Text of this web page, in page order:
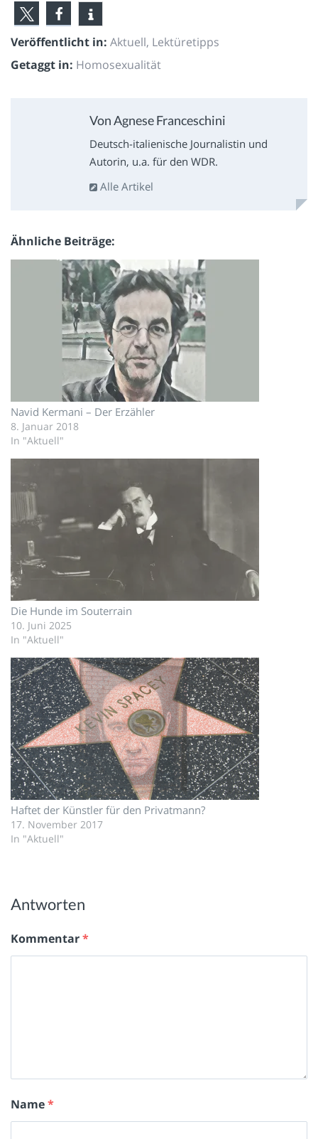
Veröffentlicht in: Aktuell, Lektüretipps
Getaggt in: Homosexualität
Von Agnese Franceschini
Deutsch-italienische Journalistin und
Autorin, u.a. für den WDR.
Alle Artikel
Ähnliche Beiträge
Navid Kermani – Der Erzähler
8. Januar 2018
In "Aktuell"
Die Hunde im Souterrain
10. Juni 2025
In "Aktuell"
Haftet der Künstler für den Privatmann?
17. November 2017
In "Aktuell"
Antworten
Kommentar*
Name*